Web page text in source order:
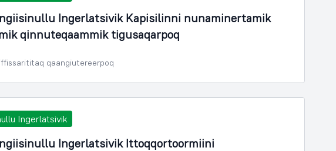
Ingerlatsivik Kapisilinni nunaminertamik
qinnuteqaammik tigusaqarpoq
qaangiutereerpoq
Ingerlatsivik
Ingerlatsivik Ittoqqortoormiini